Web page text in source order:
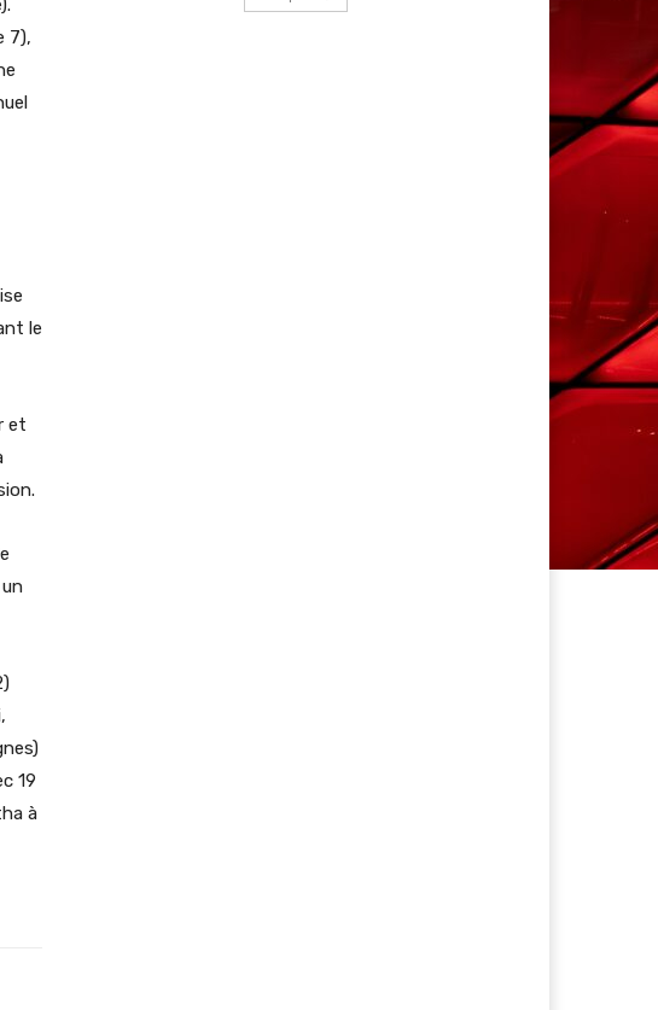
7),
le
et
19
à